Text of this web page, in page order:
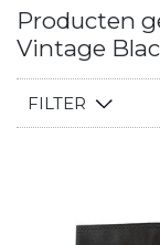
Producten
Vintage
FILTER